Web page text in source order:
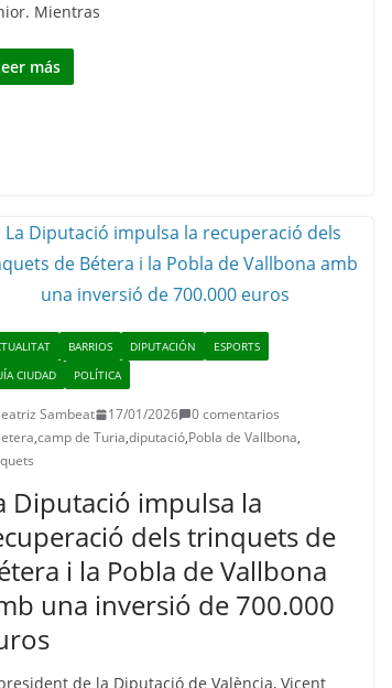
Mientras
más
BARRIOS DIPUTACIÓN
ESPORTS
CIUDAD
POLÍTICA
Sambeat 17/01/2026
0 comentarios
,camp de Turia,diputació,Pobla de Vallbona,
Diputació impulsa la
dels trinquets de
i la Pobla de Vallbona
una inversió de 700.000
de la Diputació de València, Vicent